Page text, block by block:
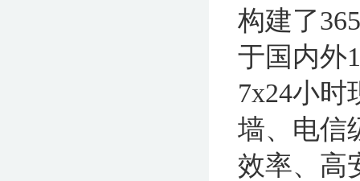
构建了
于国内外
7x24小
墙、电信
效率、高